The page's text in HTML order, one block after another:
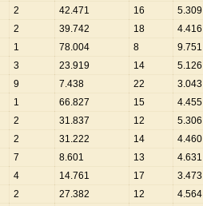
2 42.471 16 5.309
2 39.742 18 4.416
1 78.004 8 9.751
3 23.919 14 5.126
9 7.438 22 3.043
1 66.827 15 4.455
2 31.837 12 5.306
2 31.222 14 4.460
7 8.601 13 4.631
4 14.761 17 3.473
2 27.382 12 4.564